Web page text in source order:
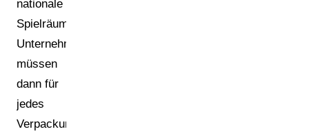
nationale
Spielräume.
Unternehmen
müssen
dann für
jedes
Verpackungsformat